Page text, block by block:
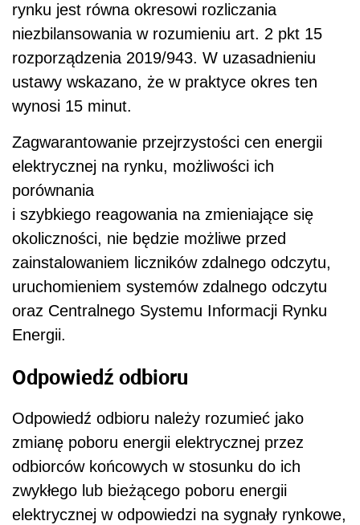
rynku jest równa okresowi rozliczania
niezbilansowania w rozumieniu art. 2 pkt 15
rozporządzenia 2019/943. W uzasadnieniu
ustawy wskazano, że w praktyce okres ten
wynosi 15 minut.
Zagwarantowanie przejrzystości cen energii
elektrycznej na rynku, możliwości ich
porównania
i szybkiego reagowania na zmieniające się
okoliczności, nie będzie możliwe przed
zainstalowaniem liczników zdalnego odczytu,
uruchomieniem systemów zdalnego odczytu
oraz Centralnego Systemu Informacji Rynku
Energii.
Odpowiedź odbioru
Odpowiedź odbioru należy rozumieć jako
zmianę poboru energii elektrycznej przez
odbiorców końcowych w stosunku do ich
zwykłego lub bieżącego poboru energii
elektrycznej w odpowiedzi na sygnały rynkowe,